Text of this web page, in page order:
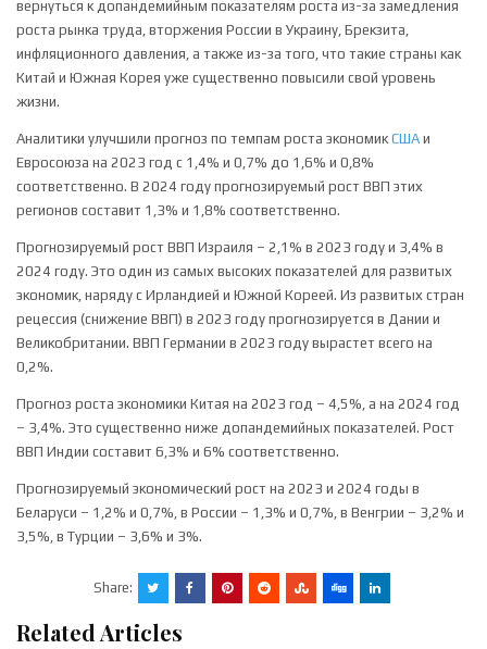
вернуться к допандемийным показателям роста из-за замедления
роста рынка труда, вторжения России в Украину, Брекзита,
инфляционного давления, а также из-за того, что такие страны как
Китай и Южная Корея уже существенно повысили свой уровень
жизни.
Аналитики улучшили прогноз по темпам роста экономикСША и
Евросоюза на 2023 год с 1,4% и 0,7% до 1,6% и 0,8%
соответственно. В 2024 году прогнозируемый рост ВВП этих
регионов составит 1,3% и 1,8% соответственно.
Прогнозируемый рост ВВП Израиля – 2,1% в 2023 году и 3,4% в
2024 году. Это один из самых высоких показателей для развитых
экономик, наряду с Ирландией и Южной Кореей. Из развитых стран
рецессия (снижение ВВП) в 2023 году прогнозируется в Дании и
Великобритании. ВВП Германии в 2023 году вырастет всего на
0,2%.
Прогноз роста экономики Китая на 2023 год – 4,5%, а на 2024 год
– 3,4%. Это существенно ниже допандемийных показателей. Рост
ВВП Индии составит 6,3% и 6% соответственно.
Прогнозируемый экономический рост на 2023 и 2024 годы в
Беларуси – 1,2% и 0,7%, в России – 1,3% и 0,7%, в Венгрии – 3,2% и
3,5%, в Турции – 3,6% и 3%.
Share:
Related Articles